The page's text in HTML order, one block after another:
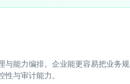
与能力编排。企业能更容易把业务规
与审计能力。